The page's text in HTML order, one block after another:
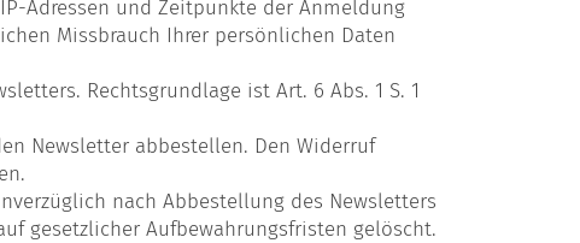
Adressen und Zeitpunkte der Anmeldung
Missbrauch Ihrer persönlichen Daten
Rechtsgrundlage ist Art. 6 Abs. 1 S. 1
Newsletter abbestellen. Den Widerruf
nach Abbestellung des Newsletters
gesetzlicher Aufbewahrungsfristen gelöscht.